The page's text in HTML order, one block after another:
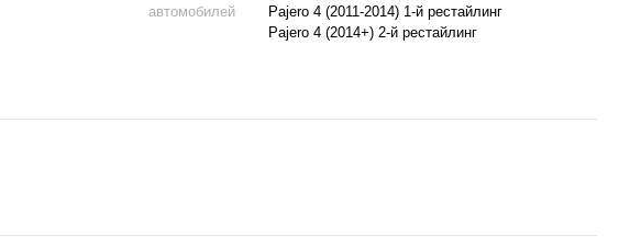
автомобилей
Pajero 4 (2011-2014) 1-й рестайлинг
Pajero 4 (2014+) 2-й рестайлинг